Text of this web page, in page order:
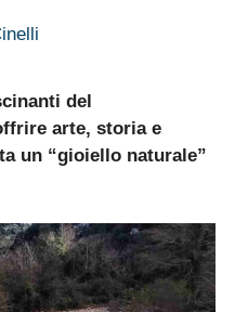
del
arte, storia e
un “gioiello naturale”